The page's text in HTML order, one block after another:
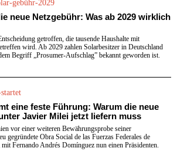
neue Netzgebühr: Was ab 2029 wirklich
getroffen, die tausende Haushalte mit
wird. Ab 2029 zahlen Solarbesitzer in Deutschland
Begriff „Prosumer-Aufschlag” bekannt geworden ist.
eine feste Führung: Warum die neue
Javier Milei jetzt liefern muss
vor einer weiteren Bewährungsprobe seiner
gegründete Obra Social de las Fuerzas Federales de
Fernando Andrés Domínguez nun einen Präsidenten.